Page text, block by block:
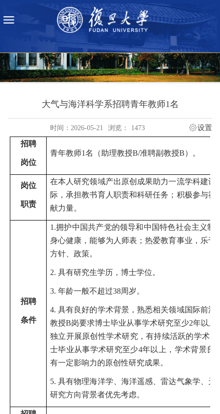
大气与海洋科学系招聘青年教师1名
时间：2026-05-21 浏览： 1473 设置
招聘
岗位
青年教师1名（助理教授B/准聘副教授B）。
岗位
职责
在本人研究领域产出原创成果助力一流学科建设
际，承担教书育人职责和科研任务；积极参与社
献力量。
招聘
条件
1.拥护中国共产党的领导和中国特色社会主义制
身心健康，能够为人师表；热爱教育事业，乐于
方针、政策。
2. 具有研究生学历，博士学位。
3. 年龄一般不超过38周岁。
4.具有良好的学术背景，熟悉相关领域国际前沿
教授B岗要求博士毕业从事学术研究至少2年以
独立开展原创性学术研究，有持续活跃的学术表
士毕业从事学术研究至少4年以上，学术背景良
有一定影响力的原创性研究成果。
5. 具有物理海洋学、海洋遥感、雷达气象学、
研究方向背景者优先考虑。